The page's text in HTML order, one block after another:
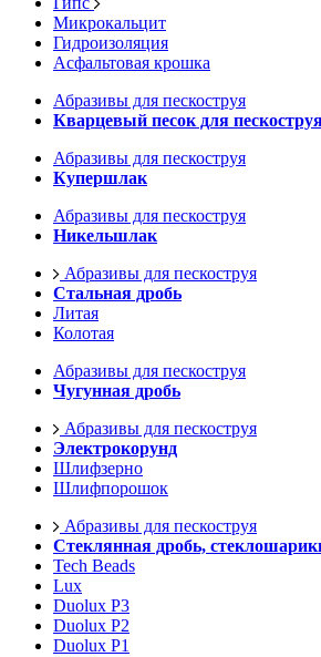
Микрокальцит
Гидроизоляция
Асфальтовая крошка
Абразивы для пескоструя
Кварцевый песок для
Абразивы для пескоструя
Купершлак
Абразивы для пескоструя
Никельшлак
Абразивы для пескоструя
Стальная дробь
Литая
Колотая
Абразивы для пескоструя
Чугунная дробь
Абразивы для пескоструя
Электрокорунд
Шлифзерно
Шлифпорошок
Абразивы для пескоструя
Стеклянная дробь,
Tech Beads
Lux
Duolux P3
Duolux P2
Duolux P1